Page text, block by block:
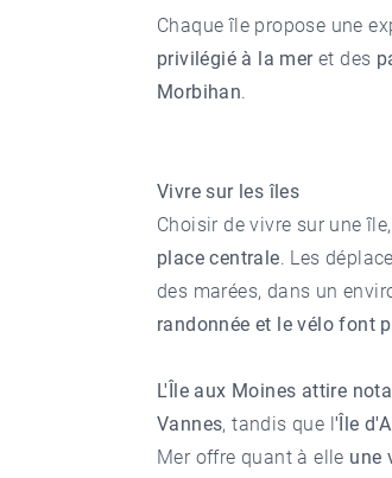
Chaque île propose une
privilégié à la meret des
Morbihan.
Vivre sur les îles
Choisir de vivre sur une
place centrale. Les
des marées, dans un
randonnée et le vélo font
L'Île aux Moines attire
Vannes, tandis que l'Île
Mer offre quant à elle une